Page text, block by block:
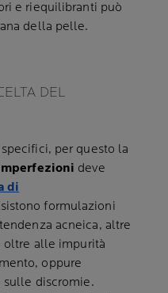
e riequilibranti può
della pelle.
DEL
per questo la
deve
di
formulazioni
acneica, altre
oltre alle impurità
oppure
sulle discromie.